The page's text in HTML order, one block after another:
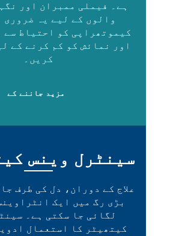
ہے۔ فیملی ممبران اور
والوں کے لیے یہ ضروری
کیموتھراپی کو احتیاط سے
اور نمائش کو کم کرنے کے
کریں۔
مزید جاننے کے
سینٹرل وینس
علاج کے دوران، دل کی طرف
بڑی رگ میں ایک
لگائی جا سکتی ہے۔
کیتھیٹر کا استعمال